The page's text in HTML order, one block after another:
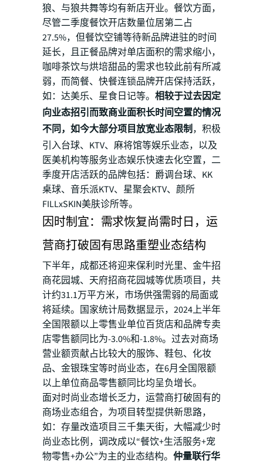
狼、与狼共舞等均有新店开业。餐饮方面，
尽管二季度餐饮开店数量位居第二占
27.5%，但餐饮空铺等待新品牌进驻的时间
延长，且正餐品牌对单店面积的需求缩小，
咖啡茶饮与烘培甜品的需求也较此前有所减
弱，而简餐、快餐连锁品牌开店保持活跃，
如：达美乐、星食日记等。 相较于过去因定
向业态招引而致商业面积长时间空置的情况
不同，如今大部分项目放宽业态限制，积极
引入台球、KTV、麻将馆等娱乐业态，以及
医美机构等服务业态娱乐快速去化空置，二
季度开店活跃的品牌包括：爵调台球、KK
桌球、音乐派KTV、星聚会KTV、颜所
FILLxSKIN美肤诊所等。
因时制宜：需求恢复尚需时日，运
营商打破固有思路重塑业态结构
下半年，成都还将迎来保利时光里、金牛招
商花园城、天府招商花园城等优质项目，共
计约31.1万平方米，市场供强需弱的局面或
将延续。国家统计局数据显示，2024上半年
全国限额以上零售业单位百货店和品牌专卖
店零售额同比为-3.0%和-1.8%。过去对商场
营业额贡献占比较大的服饰、鞋包、化妆
品、金银珠宝等时尚业态，在6月全国限额
以上单位商品零售额同比均呈负增长。
面对时尚业态增长乏力，运营商打破固有的
商场业态组合，为项目转型提供新思路，
如：存量改造项目三千集天街，大幅减少时
尚业态比例，调改成以“餐饮+生活服务+宠
物零售+办公”为主的业态结构。 仲量联行华